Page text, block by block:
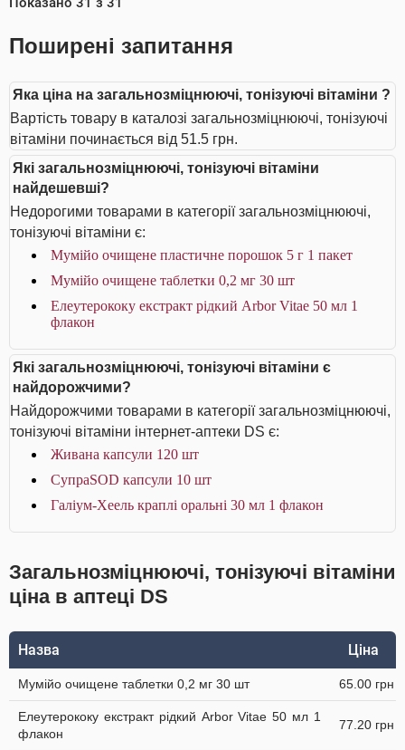
Поширені запитання
Яка ціна на загальнозміцнюючі, тонізуючі вітаміни ?
Вартість товару в каталозі загальнозміцнюючі, тонізуючі
вітаміни починається від 51.5 грн.
Які загальнозміцнюючі, тонізуючі вітаміни
найдешевші?
Недорогими товарами в категорії загальнозміцнюючі,
тонізуючі вітаміни є:
Мумійо очищене пластичне порошок 5 г 1 пакет
Мумійо очищене таблетки 0,2 мг 30 шт
Елеутерококу екстракт рідкий Arbor Vitae 50 мл 1
флакон
Які загальнозміцнюючі, тонізуючі вітаміни є
найдорожчими?
Найдорожчими товарами в категорії загальнозміцнюючі,
тонізуючі вітаміни інтернет-аптеки DS є:
Живана капсули 120 шт
СупраSOD капсули 10 шт
Галіум-Хеель краплі оральні 30 мл 1 флакон
Загальнозміцнюючі, тонізуючі вітаміни
ціна в аптеці DS
Назва Ціна
Мумійо очищене таблетки 0,2 мг 30 шт 65.00 грн
Елеутерококу екстракт рідкий Arbor Vitae 50 мл 1
флакон
77.20 грн